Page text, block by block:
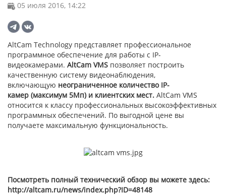
05 июля 2016, 14:22
AltCam Technology представляет профессиональное
программное обеспечение для работы с IP-
видеокамерами. AltCam VMS позволяет построить
качественную систему видеонаблюдения,
включающую неограниченное количество IP-
камер (максимум 5Мп) и клиентских мест. AltCam VMS
относится к классу профессиональных высокоэффективных
программных обеспечений. По выгодной цене вы
получаете максимальную функциональность.
Посмотреть полный технический обзор вы можете здесь:
http://altcam.ru/news/index.php?ID=48148